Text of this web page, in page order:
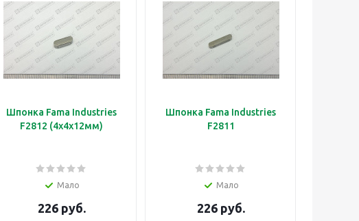
Шпонка Fama Industries
F2812 (4x4x12мм)
Мало
226 руб.
Шпонка Fama Industries
F2811
Мало
226 руб.